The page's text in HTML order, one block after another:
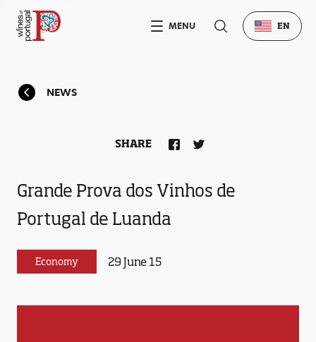
NEWS
Grande Prova dos Vinhos de
Portugal de Luanda
Economy 29 June 15
SHARE
MENU EN